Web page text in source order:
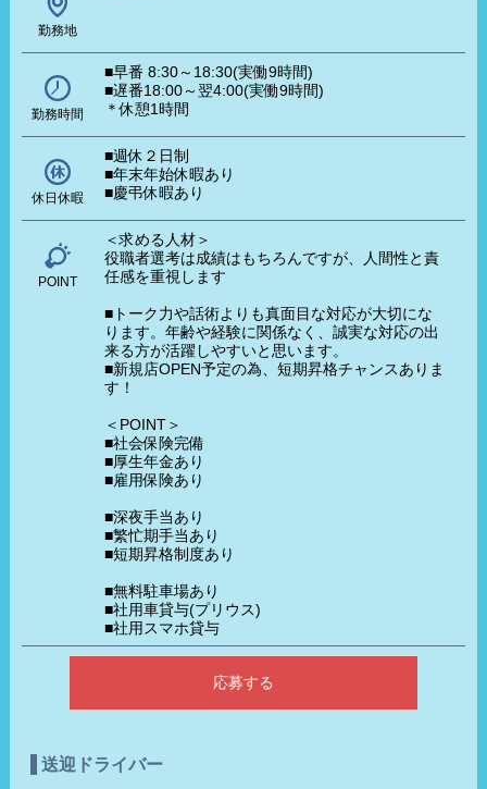
勤務地
勤務時間
■早番 8:30～18:30(実働9時間)
■遅番18:00～翌4:00(実働9時間)
＊休憩1時間
休日休暇
■週休２日制
■年末年始休暇あり
■慶弔休暇あり
POINT
＜求める人材＞
役職者選考は成績はもちろんですが、人間性と責
任感を重視します
■トーク力や話術よりも真面目な対応が大切にな
ります。年齢や経験に関係なく、誠実な対応の出
来る方が活躍しやすいと思います。
■新規店OPEN予定の為、短期昇格チャンスありま
す！
＜POINT＞
■社会保険完備
■厚生年金あり
■雇用保険あり
■深夜手当あり
■繁忙期手当あり
■短期昇格制度あり
■無料駐車場あり
■社用車貸与(プリウス)
■社用スマホ貸与
応募する
送迎ドライバー